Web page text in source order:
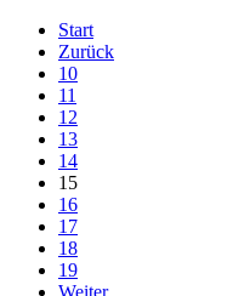
Start
Zurück
10
11
12
13
14
15
16
17
18
19
Weiter